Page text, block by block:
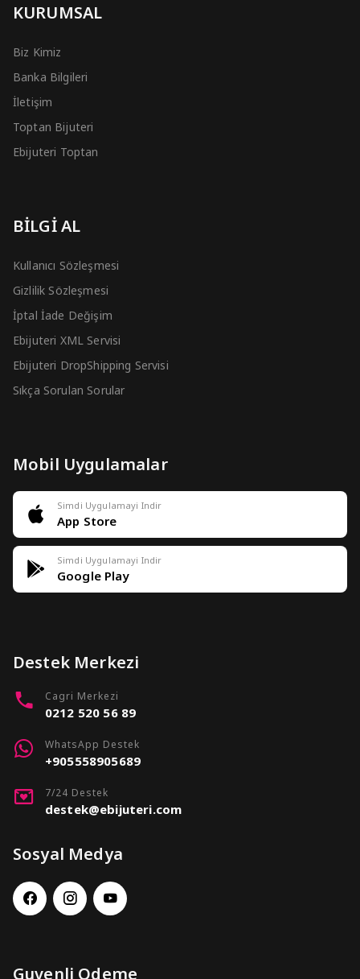
KURUMSAL
Biz Kimiz
Banka Bilgileri
İletişim
Toptan Bijuteri
Ebijuteri Toptan
BİLGİ AL
Kullanıcı Sözleşmesi
Gizlilik Sözleşmesi
İptal İade Değişim
Ebijuteri XML Servisi
Ebijuteri DropShipping Servisi
Sıkça Sorulan Sorular
Mobil Uygulamalar
Simdi Uygulamayi Indir
App Store
Simdi Uygulamayi Indir
Google Play
Destek Merkezi
Cagri Merkezi
0212 520 56 89
WhatsApp Destek
+905558905689
7/24 Destek
destek@ebijuteri.com
Sosyal Medya
Guvenli Odeme